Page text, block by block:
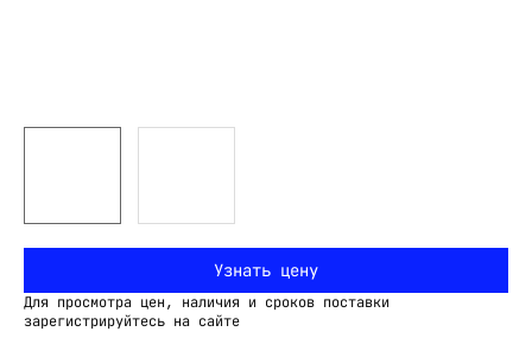
Узнать цену
Для просмотра цен, наличия и сроков поставки
зарегистрируйтесь на сайте